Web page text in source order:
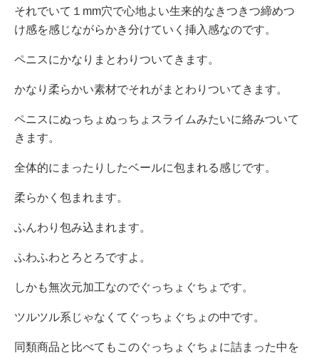
それでいて１mm穴で心地よい生来的なきつきつ締めつ
け感を感じながらかき分けていく挿入感なのです。
ペニスにかなりまとわりついてきます。
かなり柔らかい素材でそれがまとわりついてきます。
ペニスにぬっちょぬっちょスライムみたいに絡みついて
きます。
全体的にまったりしたベールに包まれる感じです。
柔らかく包まれます。
ふんわり包み込まれます。
ふわふわとろとろですよ。
しかも無次元加工なのでぐっちょぐちょです。
ツルツル系じゃなくてぐっちょぐちょの中です。
同類商品と比べてもこのぐっちょぐちょに詰まった中を